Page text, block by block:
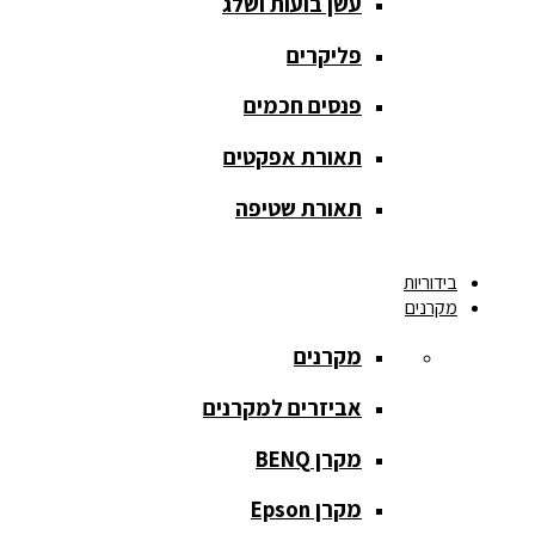
מסך הקרנה
roll up
מסך הקרנה
חצובה
ידני
מסך הקרנה
מסך הקרנה
קבוע
פליקרים
פנסים חכמים
תאורת אפקטים
תאורת שטיפה
בידוריות
מקרנים
מקרנים
אביזרים למקרנים
מקרן BENQ
מקרן Epson